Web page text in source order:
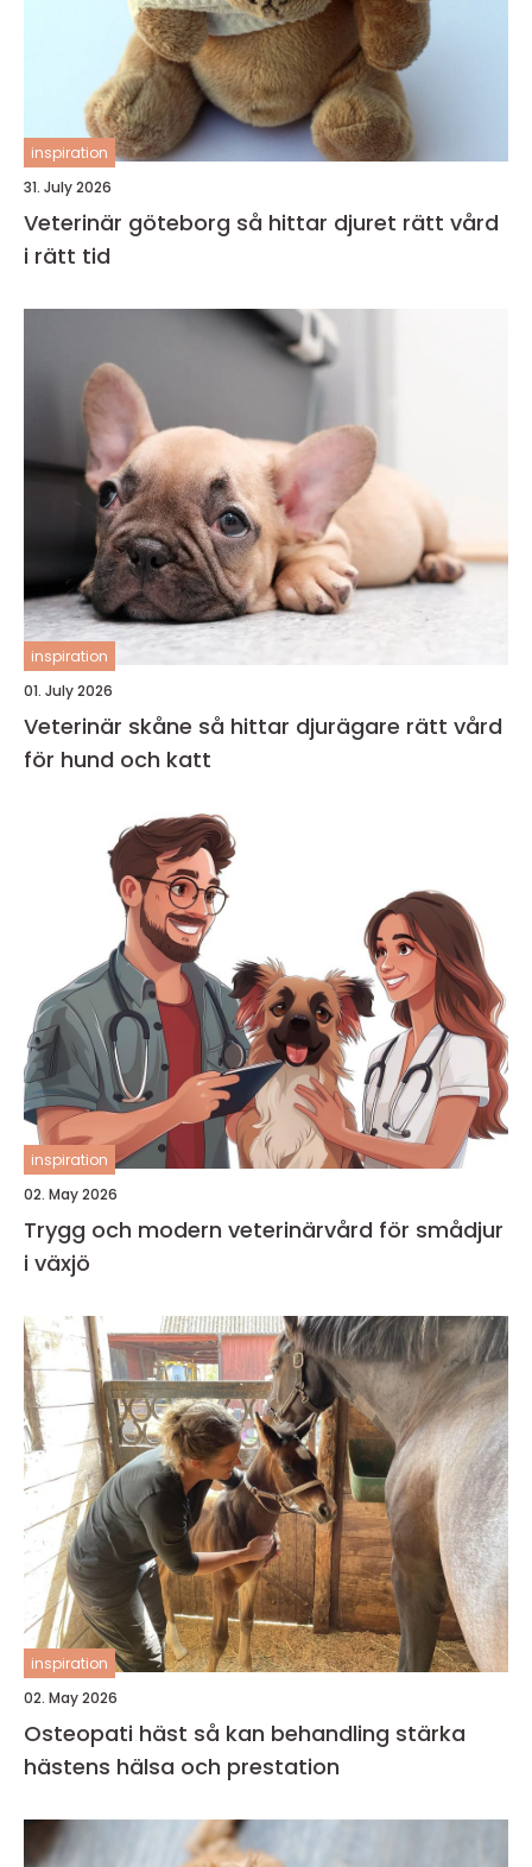
inspiration
31. July 2026
Veterinär göteborg så hittar djuret rätt vård
i rätt tid
inspiration
01. July 2026
Veterinär skåne så hittar djurägare rätt vård
för hund och katt
inspiration
02. May 2026
Trygg och modern veterinärvård för smådjur
i växjö
inspiration
02. May 2026
Osteopati häst så kan behandling stärka
hästens hälsa och prestation